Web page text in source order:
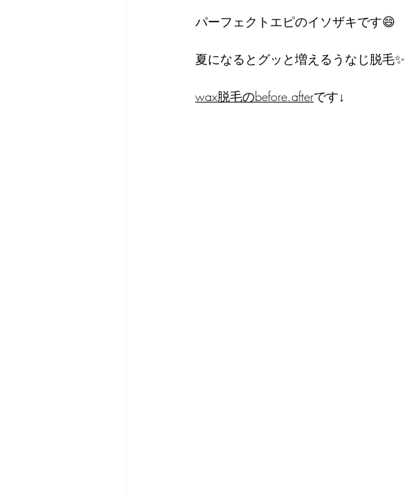
パーフェクトエピのイソザキです😄
夏になるとグッと増えるうなじ脱毛✨
wax脱毛のbefore.afterです↓